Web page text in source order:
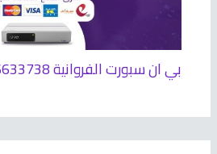
بي ان سبورت الفروانية 66633738 الكويت